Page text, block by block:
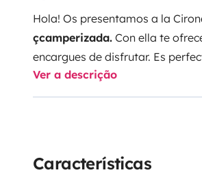
Hola! Os presentamos a la
çcamperizada. Con ella te
encargues de disfrutar. Es
admitimos perros!
unas grandes vistas, aquí
congelador de 85L.Además,
Ver a descrição
Características